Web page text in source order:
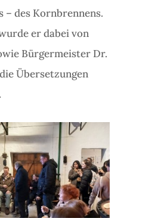
– des Kornbrennens.
er dabei von
Bürgermeister Dr.
Übersetzungen